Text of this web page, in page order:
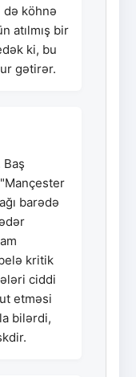
də köhnə
atılmış bir
ki, bu
gətirər.
"Mançester
barədə
kritik
ciddi
etməsi
bilərdi,